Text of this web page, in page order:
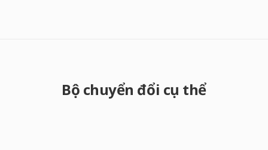
Bộ chuyển đổi cụ thể